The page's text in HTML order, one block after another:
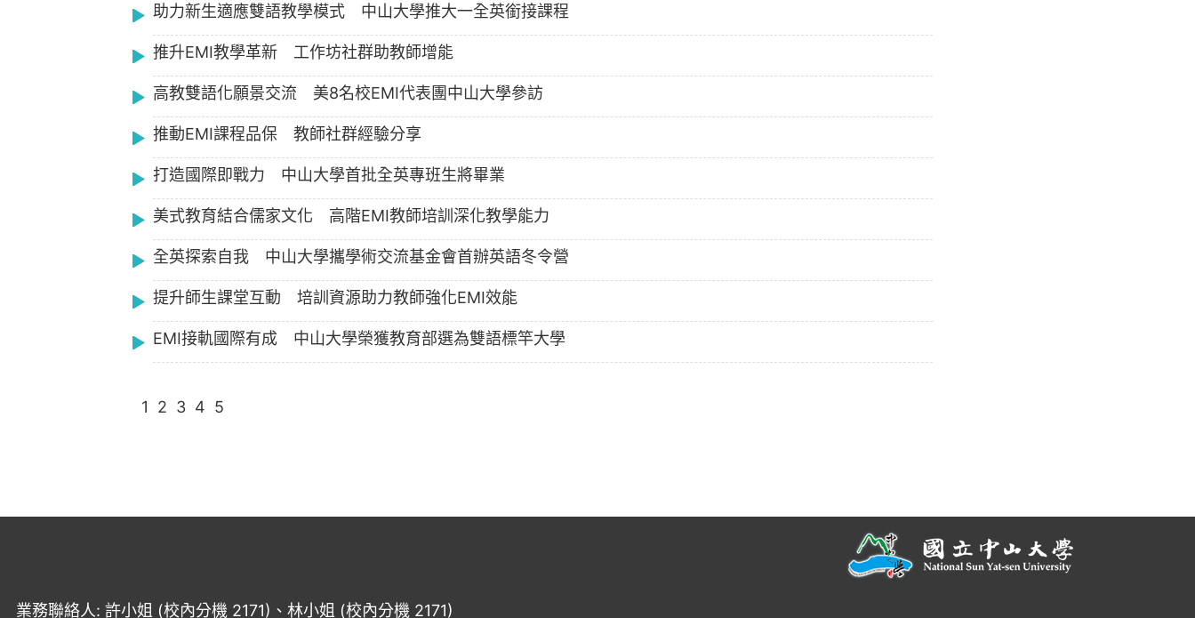
助力新生適應雙語教學模式 中山大學推大一全英銜接課程
推升EMI教學革新 工作坊社群助教師增能
高教雙語化願景交流 美8名校EMI代表團中山大學參訪
推動EMI課程品保 教師社群經驗分享
打造國際即戰力 中山大學首批全英專班生將畢業
美式教育結合儒家文化 高階EMI教師培訓深化教學能力
全英探索自我 中山大學攜學術交流基金會首辦英語冬令營
提升師生課堂互動 培訓資源助力教師強化EMI效能
EMI接軌國際有成 中山大學榮獲教育部選為雙語標竿大學
1 2 3 4 5
業務聯絡人: 許小姐 (校內分機 2171)、林小姐 (校內分機 2171)